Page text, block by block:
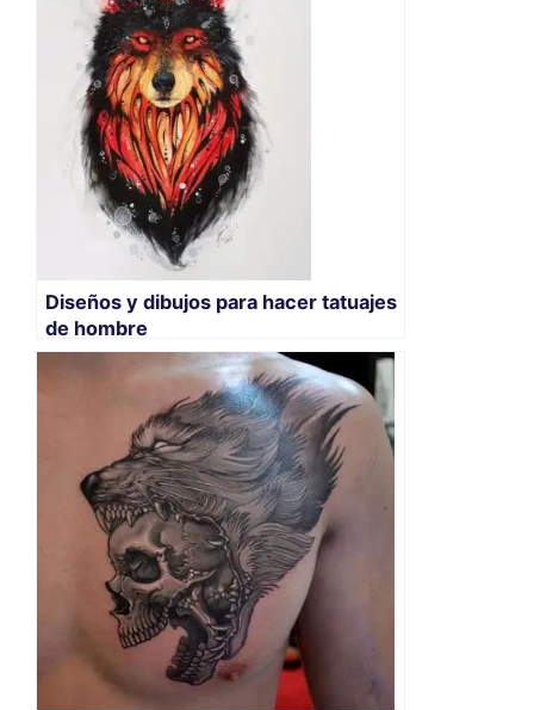
Diseños y dibujos para hacer tatuajes
de hombre